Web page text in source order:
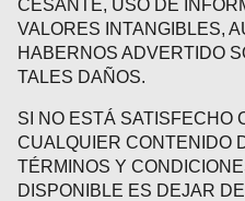
CESANTE, USO DE
VALORES INTANGIBLES,
HABERNOS ADVERTIDO
TALES DAÑOS.
SI NO ESTÁ SATISFECHO
CUALQUIER CONTENIDO
TÉRMINOS Y
DISPONIBLE ES DEJAR